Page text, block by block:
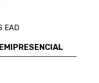
EAD